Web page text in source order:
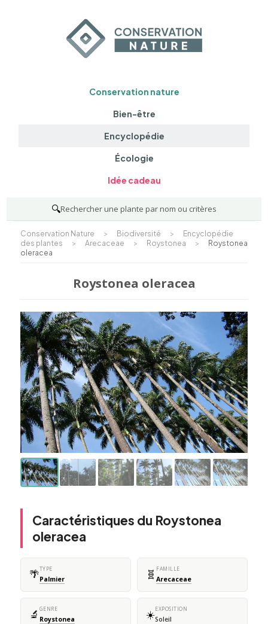
Conservation nature
Bien-être
Encyclopédie
Écologie
Idée cadeau
🔍Rechercher une plante par nom ou critères
Conservation Nature > Biodiversité >
Encyclopédie
des plantes
> Arecaceae > Roystonea >
Roystonea
oleracea
Roystonea oleracea
Caractéristiques du Roystonea
oleracea
🌴TYPE
Palmier 🧬 FAMILLE
Arecaceae
🔬 GENRE
Roystonea ☀️EXPOSITION
Soleil